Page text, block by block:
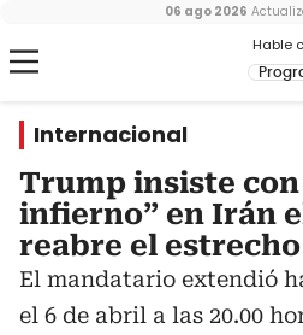
Hable
06 ago 2026
Internacional
Trump insiste con
infierno” en Irán
reabre el
El mandatario extendió
el 6 de abril a las 20.00